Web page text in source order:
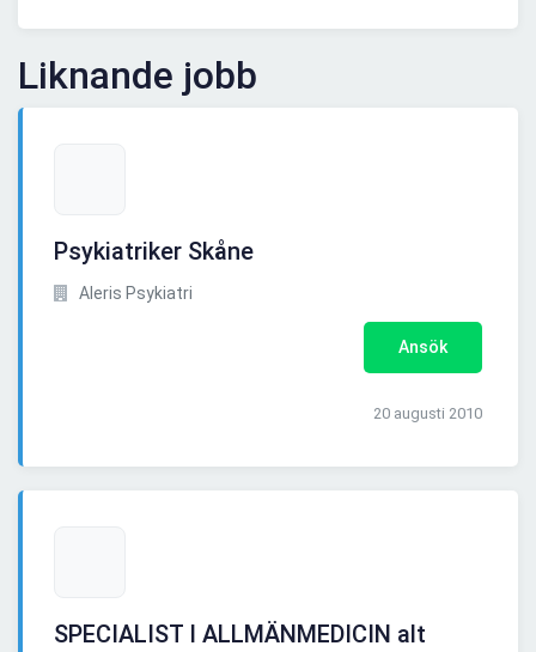
Liknande jobb
Psykiatriker Skåne
Aleris Psykiatri
Ansök
20 augusti 2010
SPECIALIST I ALLMÄNMEDICIN alt